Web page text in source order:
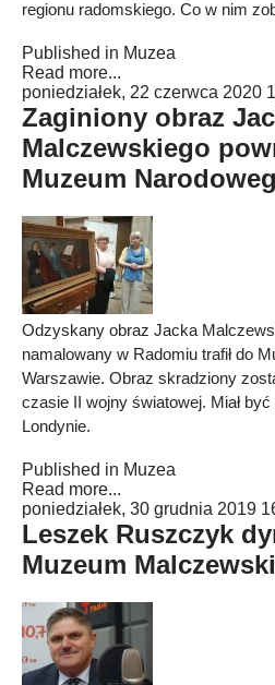
regionu radomskiego. Co w nim
Published in Muzea
Read more...
poniedziałek, 22 czerwca 2020
Zaginiony obraz
Malczewskiego
Muzeum
Odzyskany obraz Jacka
namalowany w Radomiu trafił do
Warszawie. Obraz skradziony
czasie II wojny światowej. Miał
Londynie.
Published in Muzea
Read more...
poniedziałek, 30 grudnia 2019
Leszek Ruszczyk
Muzeum